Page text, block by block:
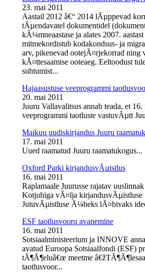
23. mai 2011
Aastail 2012 â€“ 2014 lÃµppevad
tÃµendavatel dokumentidel
kÃ¼mneaastase ja alates 2007.
mitmekordistub kodakondsus- ja
arv, pikenevad ootejÃ¤rjekorrad ning
kÃ¤ttesaamise ooteaeg. Eeltoodust
suhtumist...
Hajaasustuse veeprogrammi
20. mai 2011
Juuru Vallavalitsus annab teada, et
veeprogrammi taotluste vastuvÃµtt
Maikuu uudiskirjandus Juuru
17. mai 2011
Uued raamatud Juuru raamatukogus...
Oxford Parki kirjandusvÃµistlus
16. mai 2011
Raplamaale Juurusse rajatav
Kotjuhiga vÃ¤lja
JutuvÃµistluse Ã¼heks lÃ¤bivaks
ESF taotlusvooru avanemine
16. mai 2011
Sotsiaalministeerium ja INNOVE
avatud Euroopa Sotsiaalfondi (ESF)
tÃ¶Ã¶eluâ€œ meetme
taotlusvoor...